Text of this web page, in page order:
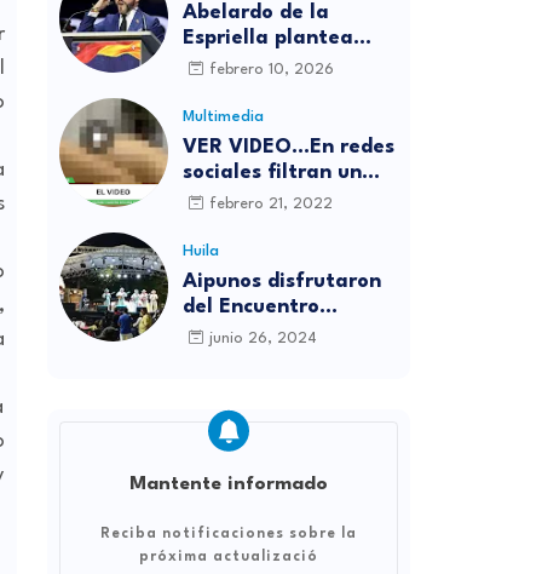
Abelardo de la
Espriella plantea
reformas inmediatas
Presidencia y
responde a reciente
encuesta: “No me
asusta nada”
febrero 10, 2026
Multimedia
VER VIDEO...En redes
sociales filtran un
íntimo y aseguran
y Dani Duke
febrero 21, 2022
Huila
Aipunos disfrutaron
del Encuentro
Departamental de
junio 26, 2024
Mantente informado
Reciba notificaciones sobre la
próxima actualizació